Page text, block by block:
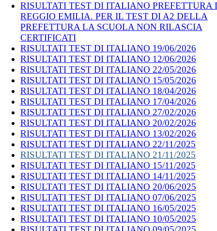
RISULTATI TEST DI ITALIANO PREFETTURA
REGGIO EMILIA. PER IL TEST DI A2 DELLA
PREFETTURA LA SCUOLA NON RILASCIA
CERTIFICATI
RISULTATI TEST DI ITALIANO 19/06/2026
RISULTATI TEST DI ITALIANO 12/06/2026
RISULTATI TEST DI ITALIANO 22/05/2026
RISULTATI TEST DI ITALIANO 15/05/2026
RISULTATI TEST DI ITALIANO 18/04/2026
RISULTATI TEST DI ITALIANO 17/04/2026
RISULTATI TEST DI ITALIANO 27/02/2026
RISULTATI TEST DI ITALIANO 20/02/2026
RISULTATI TEST DI ITALIANO 13/02/2026
RISULTATI TEST DI ITALIANO 22/11/2025
RISULTATI TEST DI ITALIANO 21/11/2025
RISULTATI TEST DI ITALIANO 15/11/2025
RISULTATI TEST DI ITALIANO 14/11/2025
RISULTATI TEST DI ITALIANO 20/06/2025
RISULTATI TEST DI ITALIANO 07/06/2025
RISULTATI TEST DI ITALIANO 16/05/2025
RISULTATI TEST DI ITALIANO 10/05/2025